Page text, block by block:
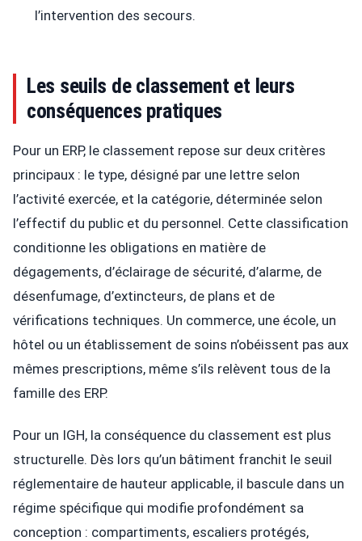
l’intervention des secours.
Les seuils de classement et leurs
conséquences pratiques
Pour un ERP, le classement repose sur deux critères
principaux : le type, désigné par une lettre selon
l’activité exercée, et la catégorie, déterminée selon
l’effectif du public et du personnel. Cette classification
conditionne les obligations en matière de
dégagements, d’éclairage de sécurité, d’alarme, de
désenfumage, d’extincteurs, de plans et de
vérifications techniques. Un commerce, une école, un
hôtel ou un établissement de soins n’obéissent pas aux
mêmes prescriptions, même s’ils relèvent tous de la
famille des ERP.
Pour un IGH, la conséquence du classement est plus
structurelle. Dès lors qu’un bâtiment franchit le seuil
réglementaire de hauteur applicable, il bascule dans un
régime spécifique qui modifie profondément sa
conception : compartiments, escaliers protégés,